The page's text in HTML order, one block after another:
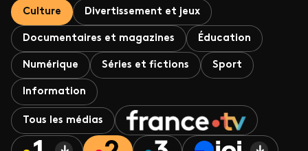
Culture Divertissement et jeux
Documentaires et magazines Éducation
Numérique Séries et fictions Sport
Information
Tous les médias